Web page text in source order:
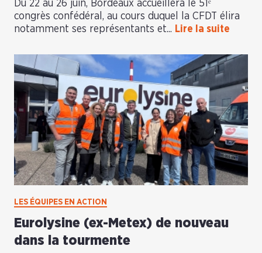
Du 22 au 26 juin, Bordeaux accueillera le 51ᵉ
congrès confédéral, au cours duquel la CFDT élira
notamment ses représentants et... Lire la suite
LES ÉQUIPES EN ACTION
Eurolysine (ex-Metex) de nouveau
dans la tourmente